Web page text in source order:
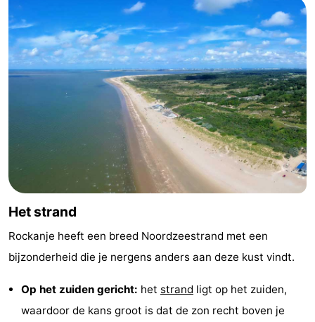
minutes
Strand
Zien
&
Bezienswaardigheden
Monumenten
-
Rondvaarten
-
Speeltuinen
-
Het strand
Rockanje heeft een breed Noordzeestrand met een
bijzonderheid die je nergens anders aan deze kust vindt.
Op het zuiden gericht: het strand ligt op het zuiden,
waardoor de kans groot is dat de zon recht boven je